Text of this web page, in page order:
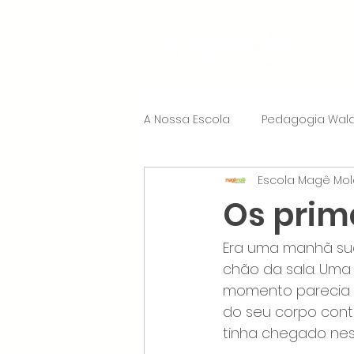
A Nossa Escola Pedagogia
Os
Escola Magê
Era uma manhã
chão da sala.
momento
do seu corpo
tinha chegado